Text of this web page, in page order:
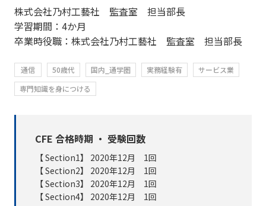
株式会社乃村工藝社 監査室 担当部長
学習期間：4か月
卒業時役職：株式会社乃村工藝社 監査室 担当部長
通信 50歳代 国内_通学圏 実務経験有
サービス業
専門知識を身につける
CFE 合格時期 ・ 受験回数
【 Section1】 2020年12月 1回
【 Section2】 2020年12月 1回
【 Section3】 2020年12月 1回
【 Section4】 2020年12月 1回